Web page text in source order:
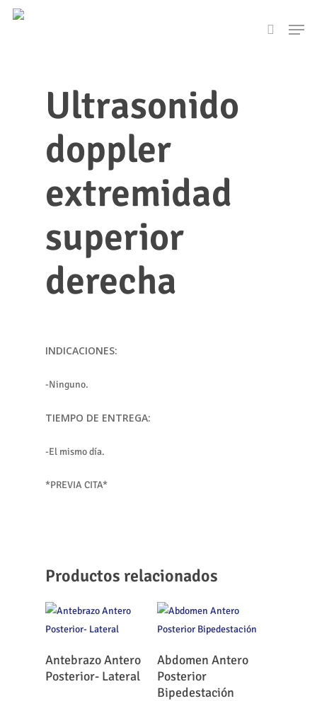
Skip
search
Ultrasonido
doppler
extremidad
superior
derecha
INDICACIONES:
-Ninguno.
TIEMPO DE ENTREGA:
-El mismo día.
*PREVIA CITA*
Productos relacionados
Leer Más
Antebrazo Antero
Posterior- Lateral
Leer Más
Abdomen Antero
Posterior
Bipedestación